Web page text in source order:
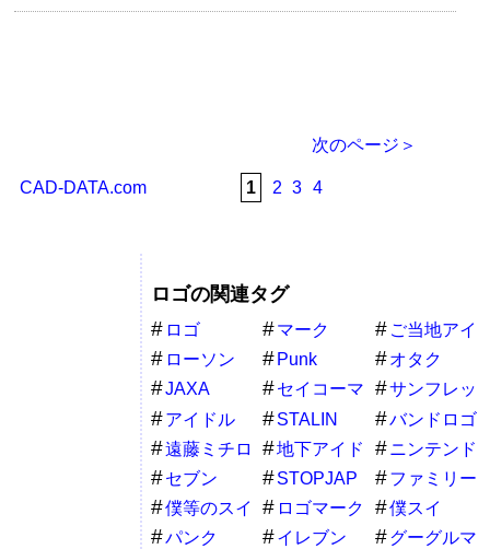
次のページ＞
CAD-DATA.com 1 2 3 4
ロゴの関連タグ
ロゴ マーク
ご当地アイ
ドル
ローソン Punk
オタク
JAXA
セイコーマ
ート
サンフレッ
チェ広島
アイドル STALIN
バンドロゴ
遠藤ミチロ
ウ
地下アイド
ル
ニンテンド
ースイッチ
セブン STOPJAP
ファミリー
マート
僕等のスイ
ッチ
ロゴマーク
僕スイ
パンク
イレブン グーグルマ